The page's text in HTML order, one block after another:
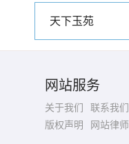
天下玉苑
网站服务
关于我们 联系我们
版权声明
网站律师